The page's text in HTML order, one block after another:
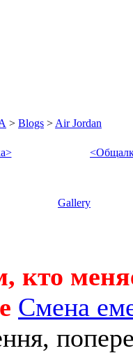
> Blogs > Air Jordan
Gallery
кто
Смена